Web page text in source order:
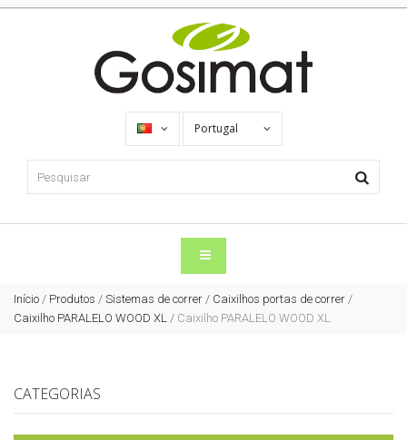
Portugal
Início / Produtos / Sistemas de correr / Caixilhos portas de correr /
Caixilho PARALELO WOOD XL / Caixilho PARALELO WOOD XL
CATEGORIAS